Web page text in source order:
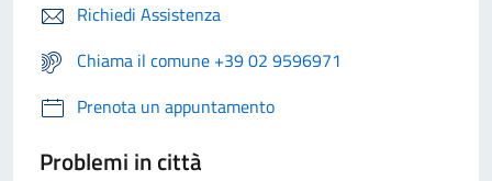
Richiedi Assistenza
Chiama il comune +39 02 9596971
Prenota un appuntamento
Problemi in città